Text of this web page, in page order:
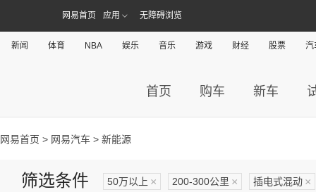
网易首页 应用 无障碍浏览
新闻 体育 NBA 娱乐 音乐 游戏 财经 股票 汽
首页 购车 新车
网易首页 > 网易汽车 > 新能源
筛选条件 50万以上 × 200-300公里 × 插电式混动 ×